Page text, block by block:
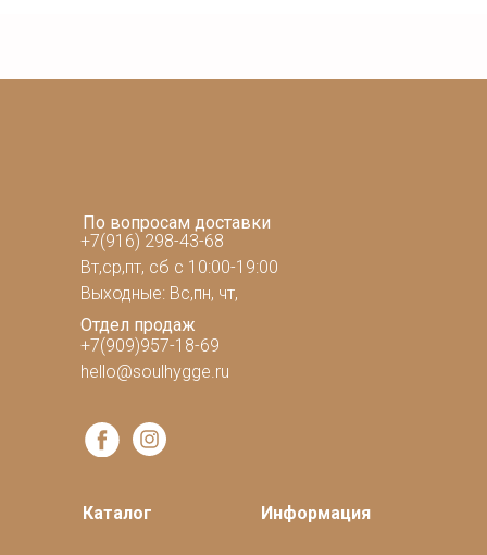
По вопросам доставки
+7(916) 298-43-68
Вт,ср,пт, сб с 10:00-19:00
Выходные: Вс,пн, чт,
Отдел продаж
+7(909)957-18-69
hello@soulhygge.ru
Каталог Информация